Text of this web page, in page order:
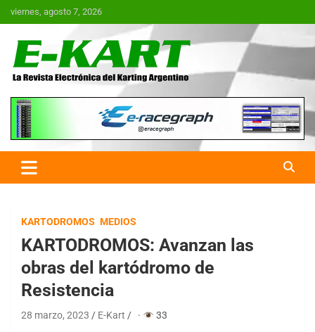
Saltar
al
viernes, agosto 7, 2026
E-Kart.com.ar | La Revista
Electrónica del Karting en
Argentina
KARTODROMOS MEDIOS
KARTODROMOS: Avanzan las
obras del kartódromo de
Resistencia
28 marzo, 2023 E-Kart · 33